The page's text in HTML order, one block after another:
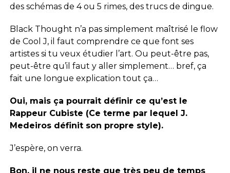
des schémas de 4 ou 5 rimes, des trucs de dingue.
Black Thought n’a pas simplement maîtrisé le flow
de Cool J, il faut comprendre ce que font ses
artistes si tu veux étudier l’art. Ou peut-être pas,
peut-être qu’il faut y aller simplement… bref, ça
fait une longue explication tout ça…
Oui, mais ça pourrait définir ce qu’est le
Rappeur Cubiste (Ce terme par lequel J.
Medeiros définit son propre style).
J’espère, on verra.
Bon, il ne nous reste que très peu de temps